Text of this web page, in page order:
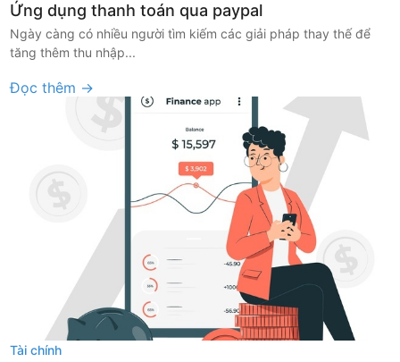
Ứng dụng thanh toán qua paypal
Ngày càng có nhiều người tìm kiếm các giải pháp thay thế để
tăng thêm thu nhập...
Đọc thêm →
Tài chính